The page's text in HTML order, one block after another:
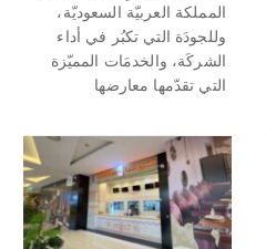
المملكة العربيّة السعوديّة،
وللجودَة التي تكبُر في أداء
الشركَة، والخدمَات المميّزة
التي تقدّمها معارضها